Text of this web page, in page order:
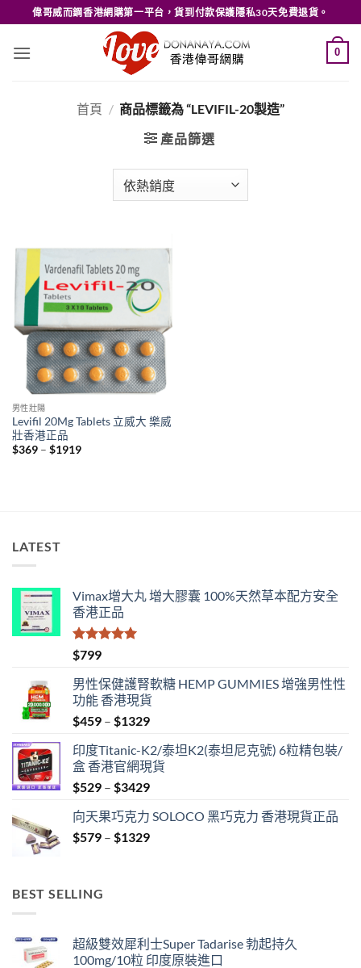
to
content
偉哥威而鋼香港網購第一平台，貨到付款保護隱私30天免費退貨。
0
首頁 / 商品標籤為 “LEVIFIL-20製造”
產品篩選
男性壯陽
Levifil 20Mg Tablets 立威大 樂威
壯香港正品
$369 – $1919Price
LATEST
Vimax增大丸 增大膠囊 100%天然草本配方安全
香港正品
評分
滿分 5
$799
男性保健護腎軟糖 HEMP GUMMIES 增強男性性
功能 香港現貨
$459 – $1329Price
$459
through
$1329
印度Titanic-K2/泰坦K2(泰坦尼克號) 6粒精包裝/
盒 香港官網現貨
$529 – $3429Price
$529
through
向天果巧克力 SOLOCO 黑巧克力 香港現貨正品
$579 – $1329Price
BEST SELLING
超級雙效犀利士Super Tadarise 勃起持久
100mg/10粒 印度原裝進口